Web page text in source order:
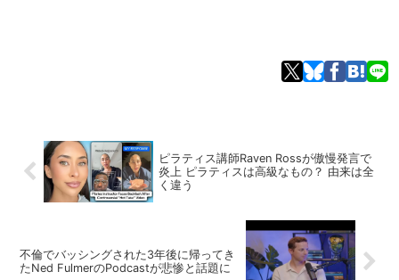
ピラティス講師Raven Rossが傲慢発言で
炎上 ピラティスは高級なもの？ 由来は全
く違う
不倫でバッシングされた3年後に帰ってき
たNed FulmerのPodcastが悲惨と話題に